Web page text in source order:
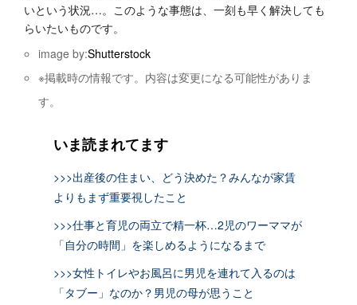
いという状況…。このような事態は、一刻も早く解決しても
らいたいものです。
image by:Shutterstock
※掲載時の情報です。内容は変更になる可能性がありま
す。
いま読まれてます
>>>出産後の住まい、どう決めた？みんなが家賃
よりもまず重要視したこと
>>>仕事と育児の両立で精一杯…2児のワーママが
「自分の時間」を楽しめるようになるまで
>>>女性トイレやお風呂に男児を連れて入るのは
「タブー」なのか？男児の母が思うこと